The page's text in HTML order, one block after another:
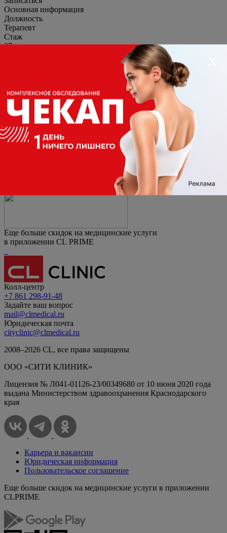
Основная информация
Должность
Терапевт
Стаж
27 лет
2004г. - "Донецкий медицинский университет им.
Горького", специальность "лечебное дело"
2007. - "Донецкий медицинский университет им.
Горького", специальность "терапия"
Повышение квалификации
2025г. ФГБУОУ "Российская медицинская академия
непрерывного профессионального образования
Министерства здравоохранения", врач-терапевт
Еще больше скидок на медицинские услуги
в приложении CL PRIME
Колл-центр
+7 861 298-91-48
Задайте ваш вопрос
mail@clmedical.ru
Юридическая почта
cityclinic@clmedical.ru
2008–2026 СL, все права защищены
ООО «СИТИ КЛИНИК»
Лицензия № Л041-01126-23/00349680 от 10 июня 2020 года
выдана Министерством здравоохранения Краснодарского
края
Карьера и вакансии
Юридическая информация
Пользовательское соглашение
Еще больше скидок на медицинские услуги в приложении
CLPRIME